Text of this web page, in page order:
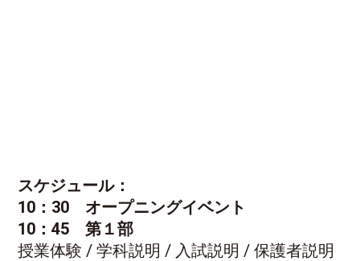
スケジュール：
10：30 オープニングイベント
10：45
第１部
授業体験 / 学科説明 / 入試説明 / 保護者説明